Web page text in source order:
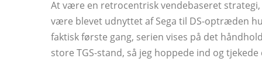
At være en retrocentrisk vendebaseret
være blevet udnyttet af Sega til DS-optræden
faktisk første gang, serien vises på det
store TGS-stand, så jeg hoppede ind og tjekede